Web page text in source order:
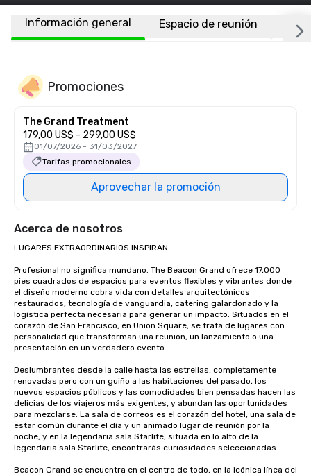
Información general Espacio de reunión
Promociones
The Grand Treatment
179,00 US$ - 299,00 US$
01/07/2026 - 31/03/2027
Tarifas promocionales
Aprovechar la promoción
Acerca de nosotros
LUGARES EXTRAORDINARIOS INSPIRAN
Profesional no significa mundano. The Beacon Grand ofrece 17,000
pies cuadrados de espacios para eventos flexibles y vibrantes donde
el diseño moderno cobra vida con detalles arquitectónicos
restaurados, tecnología de vanguardia, catering galardonado y la
logística perfecta necesaria para generar un impacto. Situados en el
corazón de San Francisco, en Union Square, se trata de lugares con
personalidad que transforman una reunión, un lanzamiento o una
presentación en un verdadero evento.
Deslumbrantes desde la calle hasta las estrellas, completamente
renovadas pero con un guiño a las habitaciones del pasado, los
nuevos espacios públicos y las comodidades bien pensadas hacen las
delicias de los viajeros más exigentes, y abundan las oportunidades
para mezclarse. La sala de correos es el corazón del hotel, una sala de
estar común durante el día y un animado lugar de reunión por la
noche, y en la legendaria sala Starlite, situada en lo alto de la
legendaria sala Starlite, encontrarás curiosidades seleccionadas.
Beacon Grand se encuentra en el centro de todo, en la icónica línea del